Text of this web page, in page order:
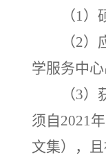
（1）
（2）
学服务中
（3）
须自2021
文集），